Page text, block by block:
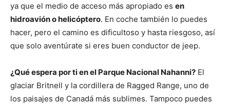
ya que el medio de acceso más apropiado es en
hidroavión o helicóptero. En coche también lo puedes
hacer, pero el camino es dificultoso y hasta riesgoso, así
que solo aventúrate si eres buen conductor de jeep.
¿Qué espera por ti en el Parque Nacional Nahanni? El
glaciar Britnell y la cordillera de Ragged Range, uno de
los paisajes de Canadá más sublimes. Tampoco puedes